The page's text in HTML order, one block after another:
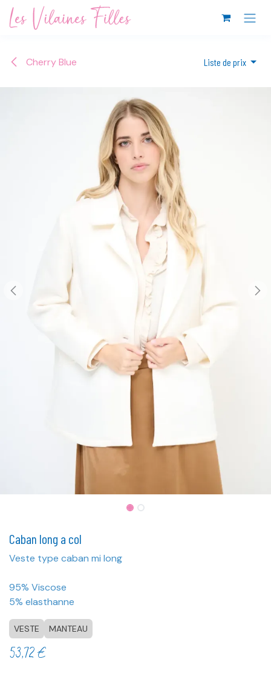
Se rendre au contenu
Cherry Blue Liste de prix
Caban long a col
Veste type caban mi long
95% Viscose
5% elasthanne
VESTE MANTEAU
53,72€